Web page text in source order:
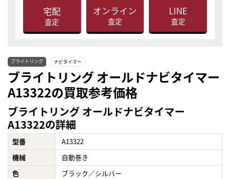
宅配
査定
オンライン
査定
LINE
査定
ブライトリング ナビタイマー
ブライトリング オールドナビタイマー
A13322の買取参考価格
ブライトリング オールドナビタイマー
A13322の詳細
型番
A13322
機械
自動巻き
色
ブラック／シルバー